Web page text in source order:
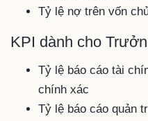
Tỷ lệ nợ trên vốn
KPI dành cho
Tỷ lệ báo cáo tài
chính xác
Tỷ lệ báo cáo quản